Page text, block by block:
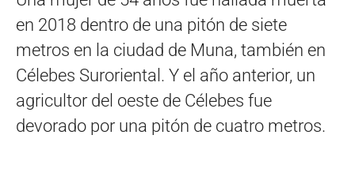
en 2018 dentro de una pitón de siete
metros en la ciudad de Muna, también en
Célebes Suroriental. Y el año anterior, un
agricultor del oeste de Célebes fue
devorado por una pitón de cuatro metros.